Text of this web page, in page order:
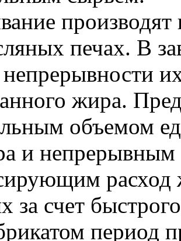
производят
печах. В
жира.
объемом
и непрерывным
расход
за счет
период